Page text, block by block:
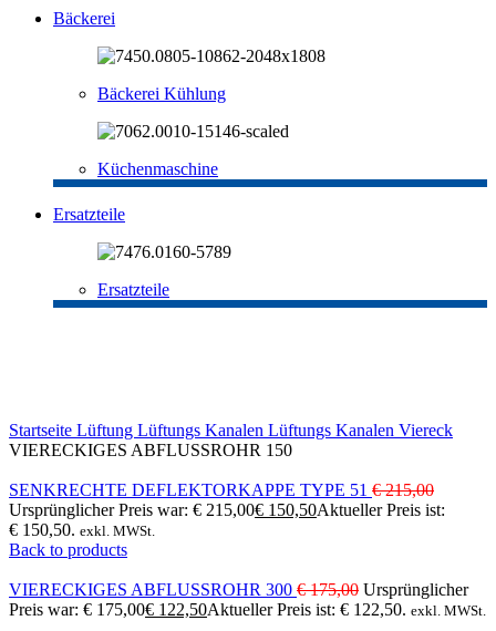
Bäckerei
Bäckerei Kühlung
Küchenmaschine
Ersatzteile
Ersatzteile
Startseite Lüftung Lüftungs Kanalen Lüftungs Kanalen Viereck
VIERECKIGES ABFLUSSROHR 150
SENKRECHTE DEFLEKTORKAPPE TYPE 51 €215,00
Ursprünglicher Preis war: € 215,00€ 150,50Aktueller Preis ist:
€ 150,50. exkl. MWSt.
Back to products
VIERECKIGES ABFLUSSROHR 300 €175,00 Ursprünglicher
Preis war: € 175,00€ 122,50Aktueller Preis ist: € 122,50. exkl. MWSt.